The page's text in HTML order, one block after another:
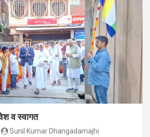
व स्वागत
Sunil Kumar Dhangadamajhi